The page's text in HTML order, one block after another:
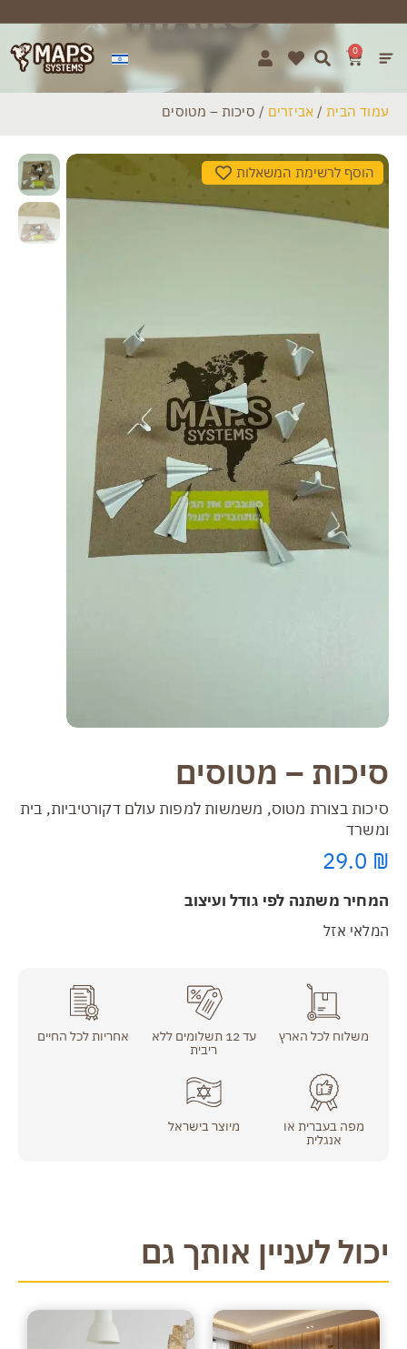
0
עמוד הבית/ אביזרים / סיכות – מטוסים
סיכות – מטוסים
סיכות בצורת מטוס, משמשות למפות עולם דקורטיביות, בית
ומשרד
29.0 ₪
המחיר משתנה לפי גודל ועיצוב
המלאי אזל
משלוח לכל הארץ
עד 12 תשלומים ללא
ריבית
אחריות לכל החיים
מפה בעברית או
אנגלית
מיוצר בישראל
הוסף לרשימת המשאלות
יכול לעניין אותך גם